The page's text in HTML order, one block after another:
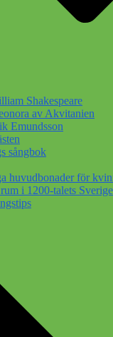
Shakespeare
av Akvitanien
Emundsson
sångbok
huvudbonader för
i 1200-talets Sverige